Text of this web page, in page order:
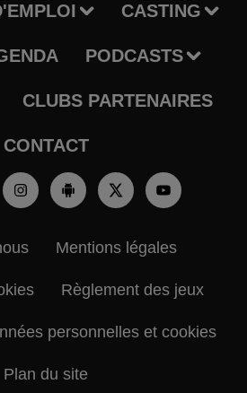
CASTING
PODCASTS
CLUBS PARTENAIRES
CONTACT
Mentions légales
Règlement des jeux
personnelles et cookies
Plan du site